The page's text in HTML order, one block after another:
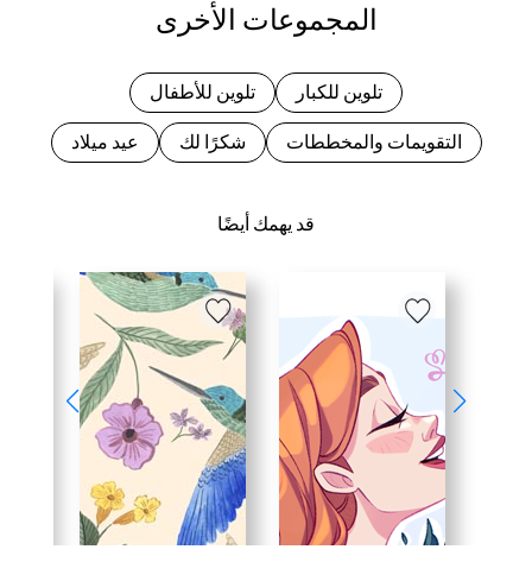
قد يهمك أيضًا
المجموعات الأخرى
تلوين للكبار تلوين للأطفال
التقويمات والمخططات شكرًا لك عيد ميلاد